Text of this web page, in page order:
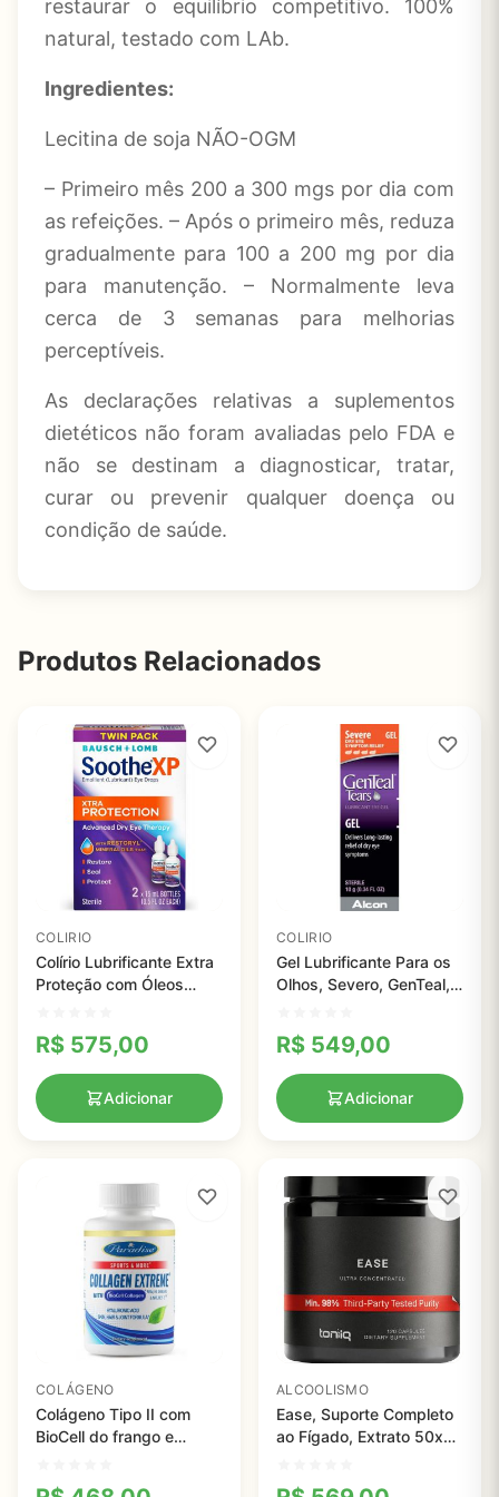
restaurar o equilíbrio competitivo. 100%
natural, testado com LAb.
Ingredientes:
Lecitina de soja NÃO-OGM
– Primeiro mês 200 a 300 mgs por dia com
as refeições. – Após o primeiro mês, reduza
gradualmente para 100 a 200 mg por dia
para manutenção. – Normalmente leva
cerca de 3 semanas para melhorias
perceptíveis.
As declarações relativas a suplementos
dietéticos não foram avaliadas pelo FDA e
não se destinam a diagnosticar, tratar,
curar ou prevenir qualquer doença ou
condição de saúde.
Produtos Relacionados
COLIRIO
Colírio Lubrificante Extra
Proteção com Óleos
R$ 575,00
Adicionar
COLIRIO
Gel Lubrificante Para os
Olhos, Severo, GenTeal,
R$ 549,00
Adicionar
COLÁGENO
Colágeno Tipo II com
BioCell do frango e
ALCOOLISMO
Ease, Suporte Completo
ao Fígado, Extrato 50x